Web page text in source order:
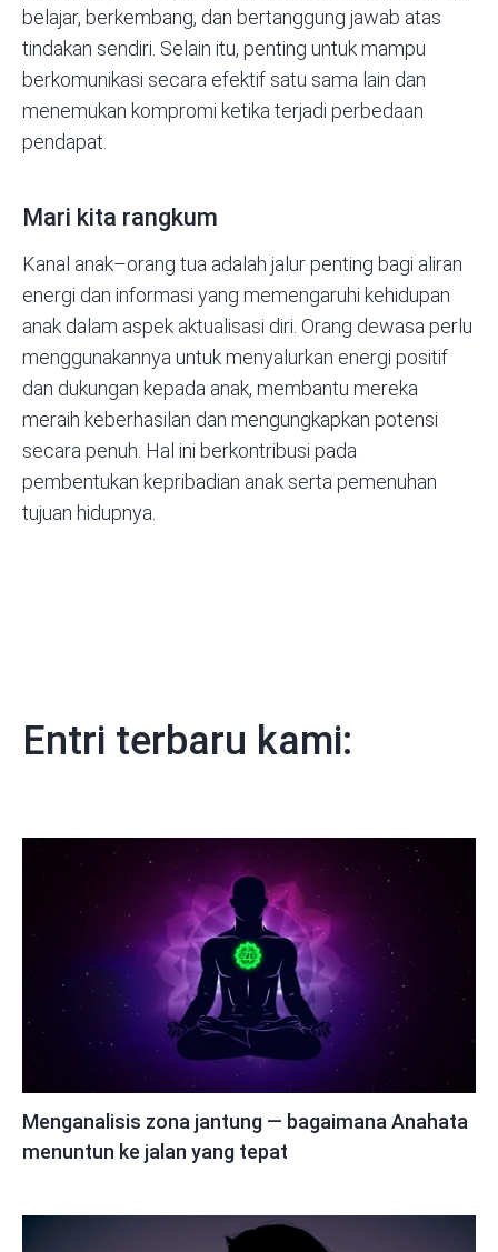
belajar, berkembang, dan bertanggung jawab atas
tindakan sendiri. Selain itu, penting untuk mampu
berkomunikasi secara efektif satu sama lain dan
menemukan kompromi ketika terjadi perbedaan
pendapat.
Mari kita rangkum
Kanal anak–orang tua adalah jalur penting bagi aliran
energi dan informasi yang memengaruhi kehidupan
anak dalam aspek aktualisasi diri. Orang dewasa perlu
menggunakannya untuk menyalurkan energi positif
dan dukungan kepada anak, membantu mereka
meraih keberhasilan dan mengungkapkan potensi
secara penuh. Hal ini berkontribusi pada
pembentukan kepribadian anak serta pemenuhan
tujuan hidupnya.
Entri terbaru kami:
Menganalisis zona jantung — bagaimana Anahata
menuntun ke jalan yang tepat